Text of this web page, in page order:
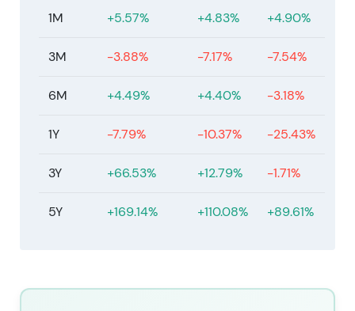
und aggressiven Rückkäufen sowie
defensivem Profil.
[40]
Neubewertung bis in das Jahr 2026 hinein,
Dividendensteigerungen und substanziellen
2026). (abgeleitet)
1M +5.57% +4.83% +4.90%
3M -3.88% -7.17% -7.54%
6M +4.49% +4.40% -3.18%
1Y -7.79% -10.37% -25.43%
3Y +66.53% +12.79% -1.71%
5Y +169.14% +110.08% +89.61%